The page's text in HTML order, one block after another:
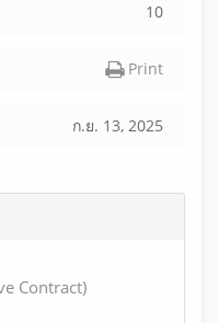
10
Print
ก.ย. 13, 2025
Contract)